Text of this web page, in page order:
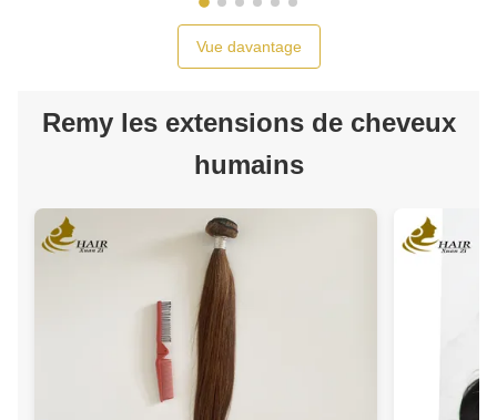
brésiliens
Vue davantage
Remy les extensions de cheveux
humains